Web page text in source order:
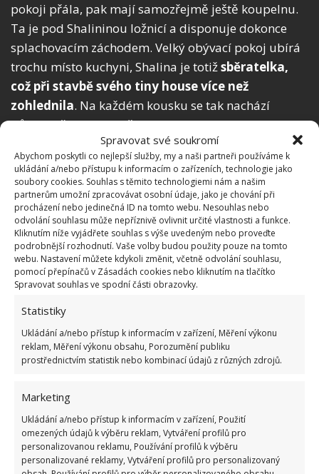
Spravovat své soukromí
Abychom poskytli co nejlepší služby, my a naši partneři používáme k
ukládání a/nebo přístupu k informacím o zařízeních, technologie jako
soubory cookies. Souhlas s těmito technologiemi nám a našim
partnerům umožní zpracovávat osobní údaje, jako je chování při
procházení nebo jedinečná ID na tomto webu. Nesouhlas nebo
odvolání souhlasu může nepříznivě ovlivnit určité vlastnosti a funkce.
Kliknutím níže vyjádřete souhlas s výše uvedeným nebo proveďte
podrobnější rozhodnutí. Vaše volby budou použity pouze na tomto
webu. Nastavení můžete kdykoli změnit, včetně odvolání souhlasu,
pomocí přepínačů v Zásadách cookies nebo kliknutím na tlačítko
Spravovat souhlas ve spodní části obrazovky.
Statistiky
Ukládání a/nebo přístup k informacím v zařízení, Měření výkonu
reklam, Měření výkonu obsahu, Porozumění publiku
prostřednictvím statistik nebo kombinací údajů z různých zdrojů.
Marketing
Ukládání a/nebo přístup k informacím v zařízení, Použití
omezených údajů k výběru reklam, Vytváření profilů pro
personalizovanou reklamu, Používání profilů k výběru
personalizované reklamy, Vytváření profilů pro personalizovaný
pokoji přála, pak mají samozřejmě ještě koupelnu.
Ta je pod Shalininou ložnicí a disponuje dokonce
splachovacím záchodem. Velký obývací pokoj ubírá
trochu místo kuchyni, Shalina je totižsběratelka,
což při stavbě svého tiny house více než
zohlednila. Na každém kousku se tak nachází
důmyslně ukrytý úložný prostor. Dle mého osobního
názoru je nejzajímavěji zužitkovaný strop v kuchyni,
kde jsou věci schované pod výklopnými dvířky.